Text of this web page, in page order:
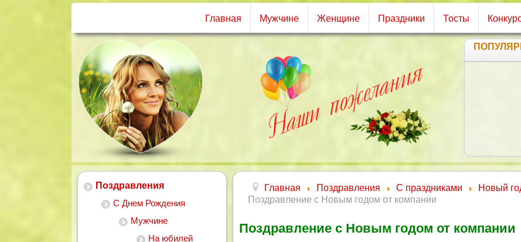
Главная Мужчине Женщине Праздники Тосты
Поздравления
С Днем Рождения
Мужчине
На юбилей
Главная Поздравления С праздниками
Новый
Поздравление с Новым годом от компании
Поздравление с Новым годом от компании